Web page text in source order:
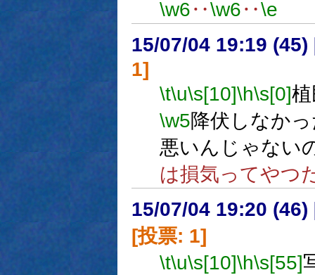
\w6‥\w6‥\e
15/07/04 19:19 (45)
1]
\t\u\s[10]\h\s[0]
\w5降伏しなか
悪いんじゃない
は損気ってやつ
15/07/04 19:20 (46)
[投票: 1]
\t\u\s[10]\h\s[55]